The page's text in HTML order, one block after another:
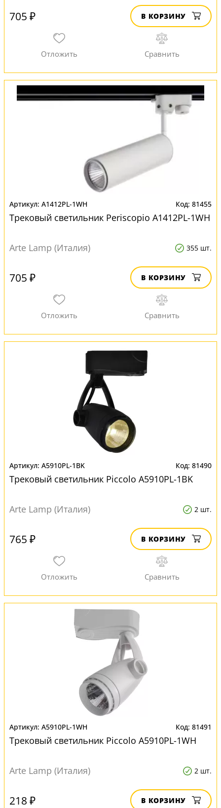
705 ₽ В КОРЗИНУ
A1412PL-1WH 81455
Трековый светильник Periscopio A1412PL-1WH
Arte Lamp (Италия) 355 шт.
705 ₽ В КОРЗИНУ
A5910PL-1BK 81490
Трековый светильник Piccolo A5910PL-1BK
Arte Lamp (Италия) 2 шт.
765 ₽ В КОРЗИНУ
A5910PL-1WH 81491
Трековый светильник Piccolo A5910PL-1WH
Arte Lamp (Италия) 2 шт.
218 ₽ В КОРЗИНУ